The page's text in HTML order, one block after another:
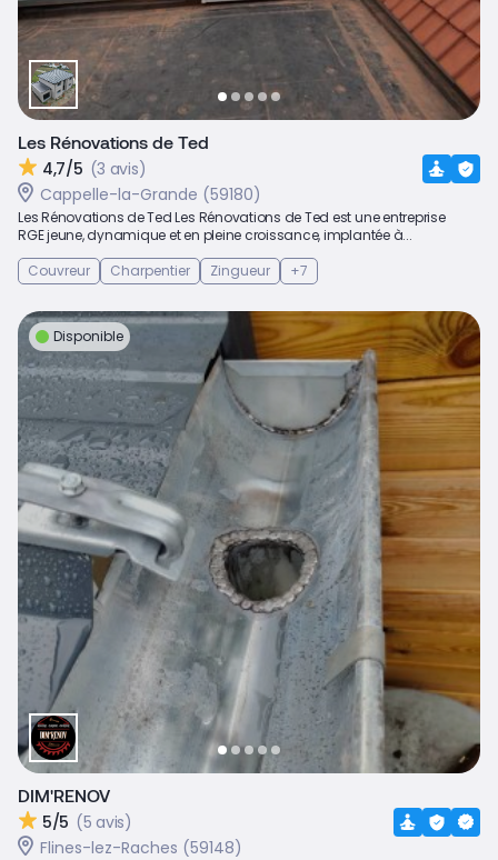
Les Rénovations de Ted
4,7/5 (3 avis)
Cappelle-la-Grande (59180)
Les Rénovations de Ted Les Rénovations de Ted est une entreprise
RGE jeune, dynamique et en pleine croissance, implantée à...
Couvreur
Charpentier Zingueur +7
Disponible
DIM'RENOV
5/5 (5 avis)
Flines-lez-Raches (59148)